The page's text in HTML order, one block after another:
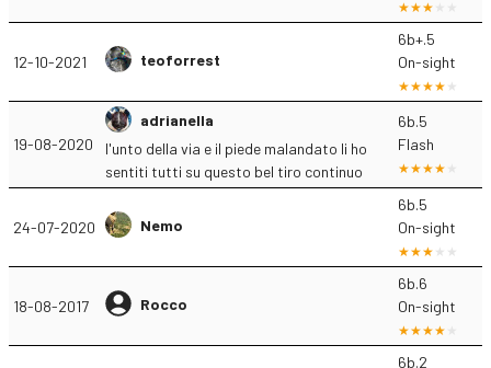
12-10-2021 teoforrest
6b+.5
On-sight
19-08-2020
adrianella
l'unto della via e il piede malandato li ho
sentiti tutti su questo bel tiro continuo
6b.5
Flash
24-07-2020 Nemo
6b.5
On-sight
18-08-2017 Rocco
6b.6
On-sight
6b.2